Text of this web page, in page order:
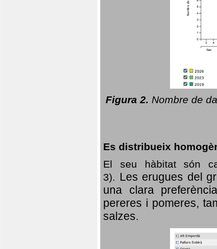
Figura 2. Nombre de
Es distribueix
El seu hàbitat són
3). Les erugues del
una clara
pereres i pomeres,
salzes.